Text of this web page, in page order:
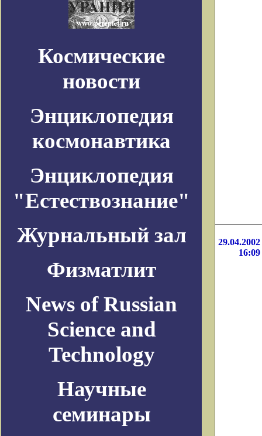
Космические
новости
Энциклопедия
космонавтика
Энциклопедия
"Естествознание"
Журнальный зал
Физматлит
News of Russian
Science and
Technology
Научные
семинары
29.04.2002
16:09